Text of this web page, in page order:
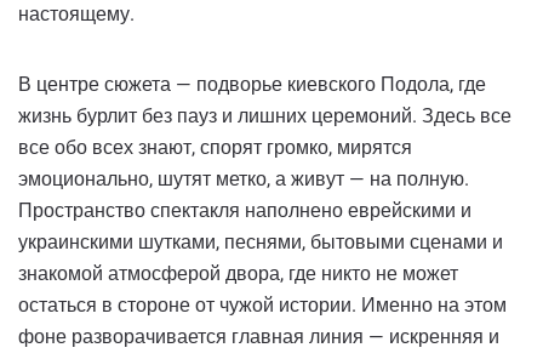
настоящему.
В центре сюжета — подворье киевского Подола, где
жизнь бурлит без пауз и лишних церемоний. Здесь все
все обо всех знают, спорят громко, мирятся
эмоционально, шутят метко, а живут — на полную.
Пространство спектакля наполнено еврейскими и
украинскими шутками, песнями, бытовыми сценами и
знакомой атмосферой двора, где никто не может
остаться в стороне от чужой истории. Именно на этом
фоне разворачивается главная линия — искренняя и